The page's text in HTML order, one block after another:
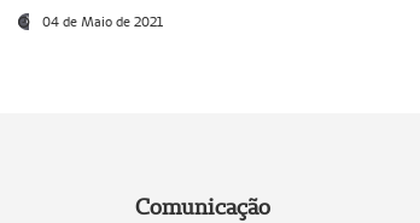
04 de Maio de 2021
Comunicação